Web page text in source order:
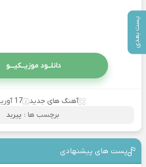
پست بعدی
دانلــود موزیــکیـــو
آهنگ های جدید
17 آوریل 2023
برچسب ها : پیربد
پست های پیشنهادی